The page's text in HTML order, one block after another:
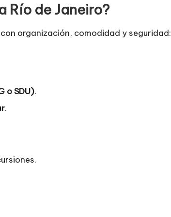
Río de Janeiro?
organización, comodidad y seguridad:
o SDU).
.